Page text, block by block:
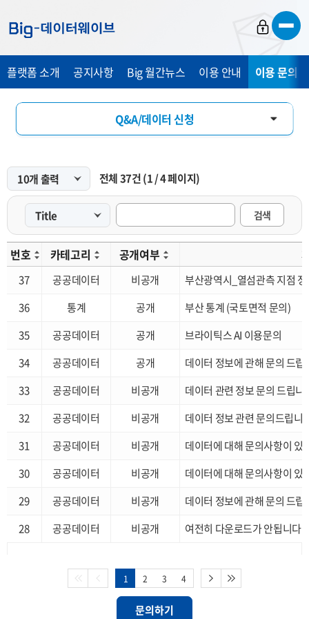
가
기
가
기
가
기
플랫폼 소개 공지사항 Big 월간뉴스 이용 안내 이용 문의
Q&A/데이터 신청
개선 요청
전체37건(1/4페이지)
검색
번호 카테고리 공개여부
37 공공데이터 비공개
부산광역시_열섬관측 지점
36
통계 공개
부산 통계 (국토면적 문의)
35
공공데이터 공개
브라이틱스 AI 이용문의
34
공공데이터 공개
데이터 정보에 관해 문의 드립
33
공공데이터 비공개
데이터 관련 정보 문의 드립니
32
공공데이터 비공개
데이터 정보 관련 문의드립니
31
공공데이터 비공개
데이터에 대해 문의사항이 있
30
공공데이터 비공개
데이터에 대해 문의사항이 있
29
공공데이터 비공개
데이터 정보에 관해 문의 드립
28
공공데이터 비공개 여전히 다운로드가 안됩니다
1 2 3 4
문의하기